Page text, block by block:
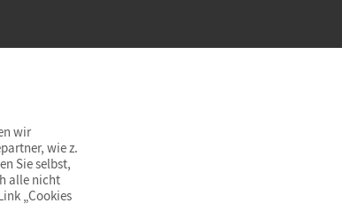
innerhalb Deutschlands
wir
wie z.
Sie selbst,
alle nicht
„Cookies